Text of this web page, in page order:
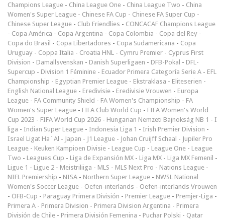
Champions League - China League One - China League Two - China
Women's Super League - Chinese FA Cup - Chinese FA Super Cup -
Chinese Super League - Club Friendlies - CONCACAF Champions League
- Copa América - Copa Argentina - Copa Colombia - Copa del Rey -
Copa do Brasil - Copa Libertadores - Copa Sudamericana - Copa
Uruguay - Coppa Italia - Croatia HNL - Cymru Premier - Cyprus First
Division - Damallsvenskan - Danish Superligaen - DFB-Pokal - DFL-
Supercup - Division 1 Féminine - Ecuador Primera Categoría Serie A - EFL
Championship - Egyptian Premier League - Ekstraklasa - Eliteserien -
English National League - Eredivisie - Eredivisie Vrouwen - Europa
League - FA Community Shield - FA Women's Championship - FA
Women's Super League - FIFA Club World Cup - FIFA Women's World
Cup 2023 - FIFA World Cup 2026 - Hungarian Nemzeti Bajnokság NB 1 - I
liga - Indian Super League - Indonesia Liga 1 - Irish Premier Division -
Israel Ligat Ha`Al - Japan - J1 League - Johan Cruijff Schaal - Jupiler Pro
League - Keuken Kampioen Divisie - League Cup - League One - League
Two - Leagues Cup - Liga de Expansión MX - Liga MX - Liga MX Femenil -
Ligue 1 - Ligue 2 - Meistriliiga - MLS - MLS Next Pro - Nations League -
NIFL Premiership - NISA - Northern Super League - NWSL National
Women's Soccer League - Oefen-interlands - Oefen-interlands Vrouwen
- ÖFB-Cup - Paraguay Primera División - Premier League - Premjer-Liga -
Primera A - Primera Division - Primera Division Argentina - Primera
División de Chile - Primera División Femenina - Puchar Polski - Qatar